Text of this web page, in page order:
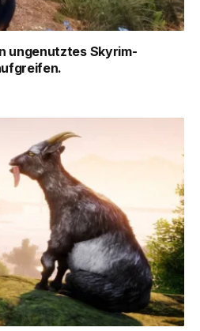
ungenutztes Skyrim-